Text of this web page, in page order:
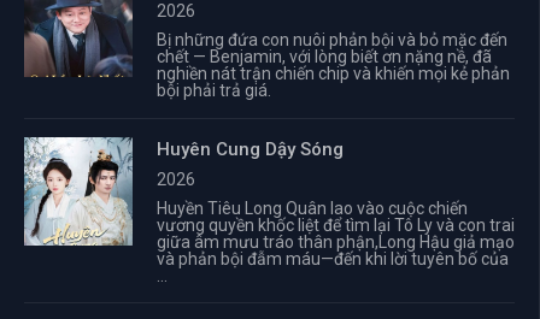
2026
Bị những đứa con nuôi phản bội và bỏ mặc đến
chết — Benjamin, với lòng biết ơn nặng nề, đã
nghiền nát trận chiến chip và khiến mọi kẻ phản
bội phải trả giá.
Huyên Cung Dậy Sóng
2026
Huyền Tiêu Long Quân lao vào cuộc chiến
vương quyền khốc liệt để tìm lại Tô Ly và con trai
giữa âm mưu tráo thân phận,Long Hậu giả mạo
và phản bội đẫm máu—đến khi lời tuyên bố của